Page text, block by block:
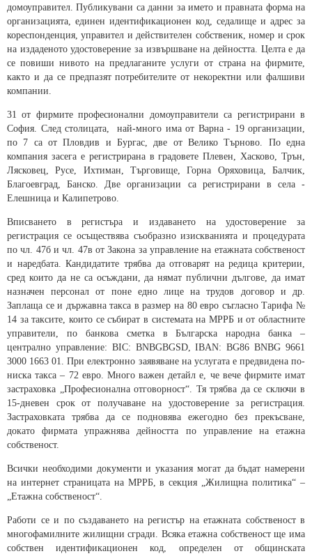
домоуправител. Публикувани са данни за името и правната форма на
организацията, единен идентификационен код, седалище и адрес за
кореспонденция, управител и действителен собственик, номер и срок
на издаденото удостоверение за извършване на дейността. Целта е да
се повиши нивото на предлаганите услуги от страна на фирмите,
както и да се предпазят потребителите от некоректни или фалшиви
компании.
31 от фирмите професионални домоуправители са регистрирани в
София. След столицата, най-много има от Варна - 19 организации,
по 7 са от Пловдив и Бургас, две от Велико Търново. По една
компания засега е регистрирана в градовете Плевен, Хасково, Трън,
Лясковец, Русе, Ихтиман, Търговище, Горна Оряховица, Балчик,
Благоевград, Банско. Две организации са регистрирани в села -
Елешница и Калипетрово.
Вписването в регистъра и издаването на удостоверение за
регистрация се осъществява съобразно изискванията и процедурата
по чл. 47б и чл. 47в от Закона за управление на етажната собственост
и наредбата. Кандидатите трябва да отговарят на редица критерии,
сред които да не са осъждани, да нямат публични дългове, да имат
назначен персонал от поне едно лице на трудов договор и др.
Заплаща се и държавна такса в размер на 80 евро съгласно Тарифа №
14 за таксите, които се събират в системата на МРРБ и от областните
управители, по банкова сметка в Българска народна банка –
централно управление: BIC: BNBGBGSD, IBAN: BG86 BNBG 9661
3000 1663 01. При електронно заявяване на услугата е предвидена по-
ниска такса – 72 евро. Много важен детайл е, че вече фирмите имат
застраховка „Професионална отговорност“. Тя трябва да се сключи в
15-дневен срок от получаване на удостоверение за регистрация.
Застраховката трябва да се подновява ежегодно без прекъсване,
докато фирмата упражнява дейността по управление на етажна
собственост.
Всички необходими документи и указания могат да бъдат намерени
на интернет страницата на МРРБ, в секция „Жилищна политика“ –
„Етажна собственост“.
Работи се и по създаването на регистър на етажната собственост в
многофамилните жилищни сгради. Всяка етажна собственост ще има
собствен идентификационен код, определен от общинската